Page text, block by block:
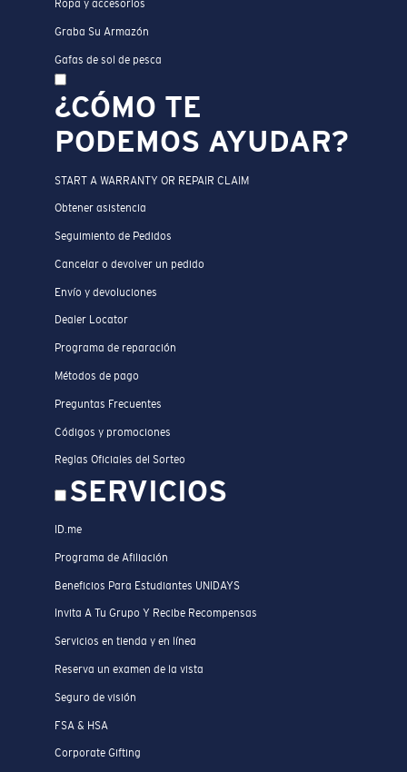
Ropa y accesorios
Graba Su Armazón
Gafas de sol de pesca
¿CÓMO TE
PODEMOS AYUDAR?
START A WARRANTY OR REPAIR CLAIM
Obtener asistencia
Seguimiento de Pedidos
Cancelar o devolver un pedido
Envío y devoluciones
Dealer Locator
Programa de reparación
Métodos de pago
Preguntas Frecuentes
Códigos y promociones
Reglas Oficiales del Sorteo
SERVICIOS
ID.me
Programa de Afiliación
Beneficios Para Estudiantes UNIDAYS
Invita A Tu Grupo Y Recibe Recompensas
Servicios en tienda y en línea
Reserva un examen de la vista
Seguro de visión
FSA & HSA
Corporate Gifting